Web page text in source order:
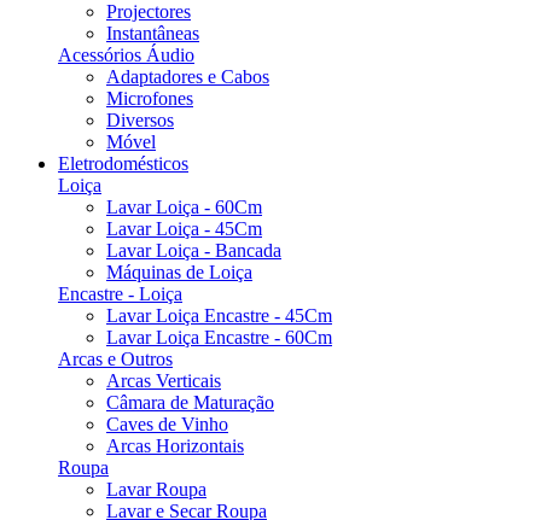
Projectores
Instantâneas
Acessórios Áudio
Adaptadores e Cabos
Microfones
Diversos
Móvel
Eletrodomésticos
Loiça
Lavar Loiça - 60Cm
Lavar Loiça - 45Cm
Lavar Loiça - Bancada
Máquinas de Loiça
Encastre - Loiça
Lavar Loiça Encastre - 45Cm
Lavar Loiça Encastre - 60Cm
Arcas e Outros
Arcas Verticais
Câmara de Maturação
Caves de Vinho
Arcas Horizontais
Roupa
Lavar Roupa
Lavar e Secar Roupa